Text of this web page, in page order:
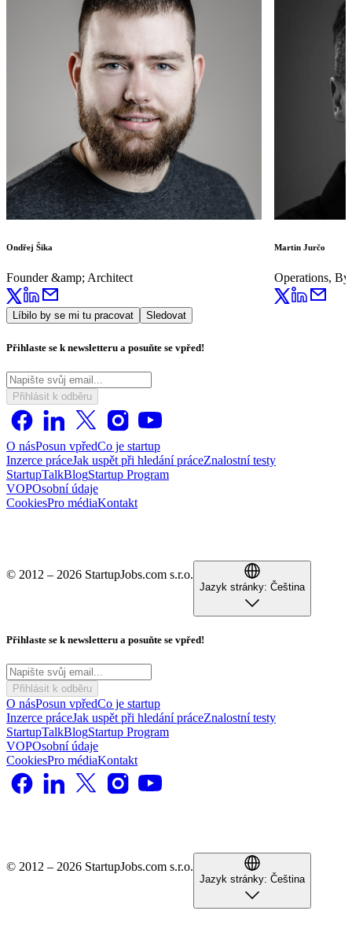
Ondřej Šika
Founder &amp; Architect
Martin Jurčo
Operations,
Líbilo by se mi tu pracovat Sledovat
Přihlaste se k newsletteru a posuňte se vpřed!
Přihlásit k odběru
O násPosun vpředCo je startup
Inzerce práceJak uspět při hledání práceZnalostní testy
StartupTalkBlogStartup Program
VOPOsobní údaje
CookiesPro médiaKontakt
© 2012 – 2026 StartupJobs.com s.r.o.
Jazyk stránky: Čeština
Přihlaste se k newsletteru a posuňte se vpřed!
Přihlásit k odběru
O násPosun vpředCo je startup
Inzerce práceJak uspět při hledání práceZnalostní testy
StartupTalkBlogStartup Program
VOPOsobní údaje
CookiesPro médiaKontakt
© 2012 – 2026 StartupJobs.com s.r.o.
Jazyk stránky: Čeština